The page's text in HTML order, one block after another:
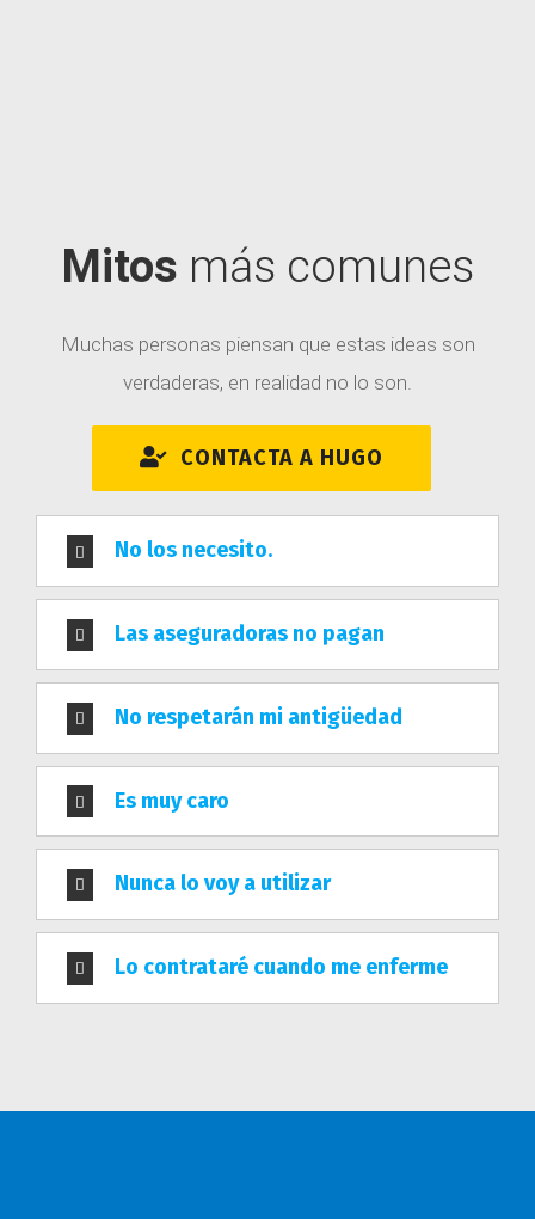
Mitos más comunes
Muchas personas piensan que estas ideas son
verdaderas, en realidad no lo son.
CONTACTA A HUGO
No los necesito.
Las aseguradoras no pagan
No respetarán mi antigüedad
Es muy caro
Nunca lo voy a utilizar
Lo contrataré cuando me enferme
HUGO PALAFOX
Hugo es uno de los mejores agentes de seguros del
norte de México representando aseguros
Monterreyy Metlife, su misión es que tú, y tus
seres queridos, puedan vivir tranquilos, libres de
eventualidad, no están solos.
Consulta nuestro AVISO DE PRIVACIDAD